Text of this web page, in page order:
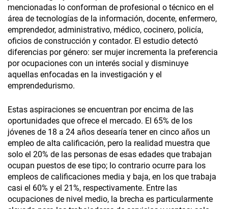
mencionadas lo conforman de profesional o técnico en el
área de tecnologías de la información, docente, enfermero,
emprendedor, administrativo, médico, cocinero, policía,
oficios de construcción y contador. El estudio detectó
diferencias por género: ser mujer incrementa la preferencia
por ocupaciones con un interés social y disminuye
aquellas enfocadas en la investigación y el
emprendedurismo.
Estas aspiraciones se encuentran por encima de las
oportunidades que ofrece el mercado. El 65% de los
jóvenes de 18 a 24 años desearía tener en cinco años un
empleo de alta calificación, pero la realidad muestra que
solo el 20% de las personas de esas edades que trabajan
ocupan puestos de ese tipo; lo contrario ocurre para los
empleos de calificaciones media y baja, en los que trabaja
casi el 60% y el 21%, respectivamente. Entre las
ocupaciones de nivel medio, la brecha es particularmente